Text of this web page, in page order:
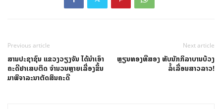
Previous article
ສານປະຊາຊົນ ແຂວງວຽງຈັນ ໄດ້ນໍາເອົາ
ຄະດີຢາເສບຕິດ ຈໍານວນຫຼາຍເລື່ອງຂຶ້ນ
ມາພິຈາລະນາຕັດສິນຄະດີ
Next article
ຫຼຽນທອງທີສອງ ທັບນັກກິລາບານບ້ວງ
ລໍ້ເລື່ອນສາວລາວ!